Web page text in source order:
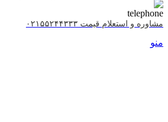
مشاوره و استعلام قیمت ۰۲۱۵۵۲۴۴۳۳۳
منو